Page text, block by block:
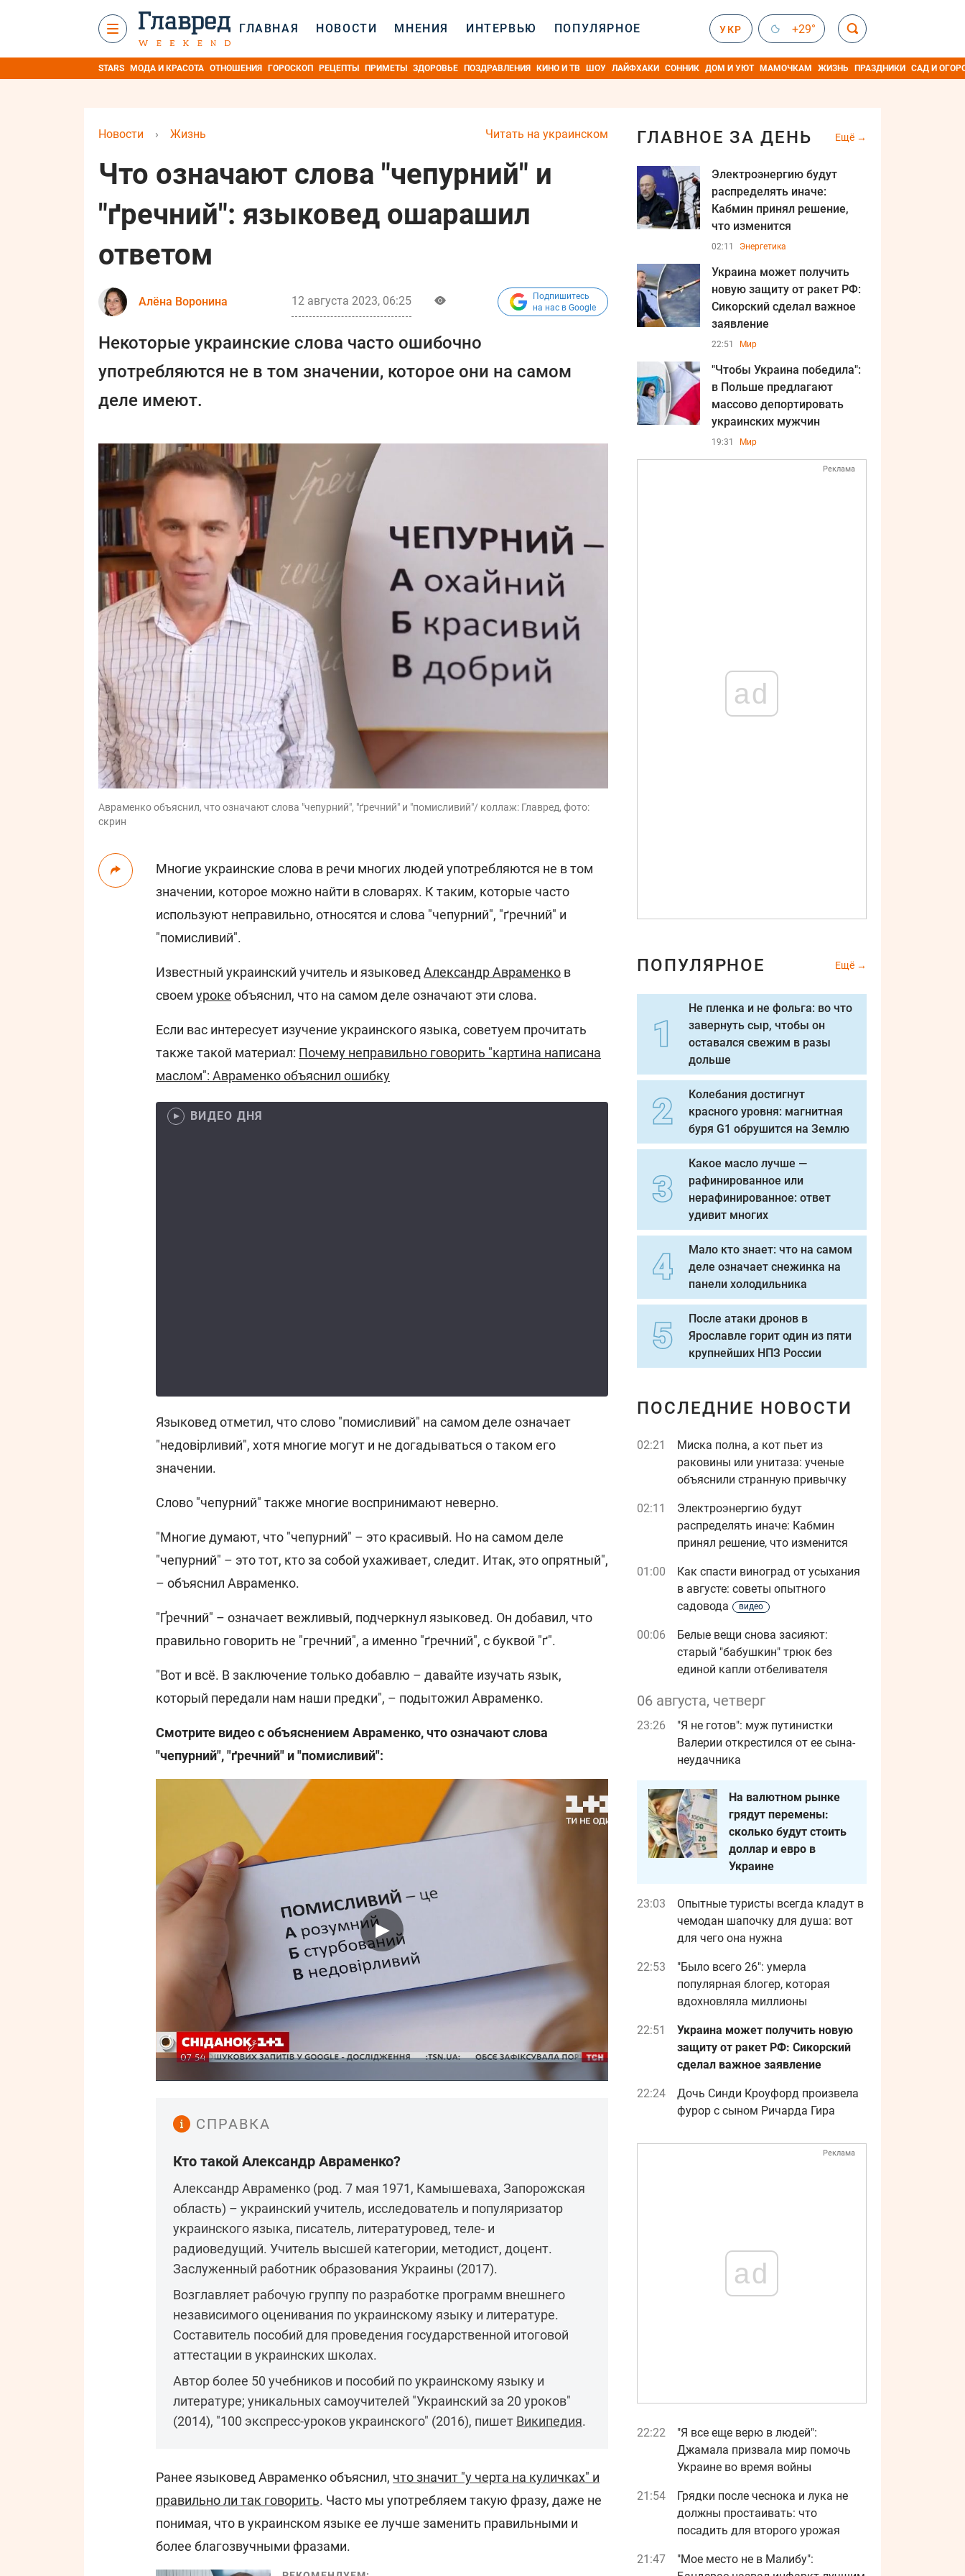
ГЛАВНАЯ НОВОСТИ МНЕНИЯ ИНТЕРВЬЮ ПОПУЛЯРНОЕ УКР +29°
STARS МОДА И КРАСОТА ОТНОШЕНИЯ ГОРОСКОП РЕЦЕПТЫ ПРИМЕТЫ ЗДОРОВЬЕ ПОЗДРАВЛЕНИЯ КИНО И ТВ ШОУ ЛАЙФХАКИ СОННИК ДОМ И УЮТ МАМОЧКАМ ЖИЗНЬ ПРАЗДНИКИ САД И
Читать на украинском
Новости › Жизнь
Что означают слова "чепурний" и
"ґречний": языковед ошарашил
ответом
Алёна Воронина 12 августа 2023, 06:25
Подпишитесь
на нас в Google
Некоторые украинские слова часто ошибочно
употребляются не в том значении, которое они на самом
деле имеют.
Авраменко объяснил, что означают слова "чепурний", "ґречний" и "помисливий"/ коллаж: Главред, фото:
скрин
Многие украинские слова в речи многих людей употребляются не в том
значении, которое можно найти в словарях. К таким, которые часто
используют неправильно, относятся и слова "чепурний", "ґречний" и
"помисливий".
Известный украинский учитель и языковед Александр Авраменко в
своем уроке объяснил, что на самом деле означают эти слова.
Если вас интересует изучение украинского языка, советуем прочитать
также такой материал: Почему неправильно говорить "картина написана
маслом": Авраменко объяснил ошибку
ВИДЕО ДНЯ
Языковед отметил, что слово "помисливий" на самом деле означает
"недовірливий", хотя многие могут и не догадываться о таком его
значении.
Слово "чепурний" также многие воспринимают неверно.
"Многие думают, что "чепурний" – это красивый. Но на самом деле
"чепурний" – это тот, кто за собой ухаживает, следит. Итак, это опрятный",
– объяснил Авраменко.
"Ґречний" – означает вежливый, подчеркнул языковед. Он добавил, что
правильно говорить не "гречний", а именно "ґречний", с буквой "ґ".
"Вот и всё. В заключение только добавлю – давайте изучать язык,
который передали нам наши предки", – подытожил Авраменко.
Смотрите видео с объяснением Авраменко, что означают слова
"чепурний", "ґречний" и "помисливий":
СПРАВКА
Кто такой Александр Авраменко?
Александр Авраменко (род. 7 мая 1971, Камышеваха, Запорожская
область) – украинский учитель, исследователь и популяризатор
украинского языка, писатель, литературовед, теле- и
радиоведущий. Учитель высшей категории, методист, доцент.
Заслуженный работник образования Украины (2017).
Возглавляет рабочую группу по разработке программ внешнего
независимого оценивания по украинскому языку и литературе.
Составитель пособий для проведения государственной итоговой
аттестации в украинских школах.
Автор более 50 учебников и пособий по украинскому языку и
литературе; уникальных самоучителей "Украинский за 20 уроков"
(2014), "100 экспресс-уроков украинского" (2016), пишет Википедия.
Ранее языковед Авраменко объяснил, что значит "у черта на куличках" и
правильно ли так говорить. Часто мы употребляем такую фразу, даже не
понимая, что в украинском языке ее лучше заменить правильными и
более благозвучными фразами.
ГЛАВНОЕ ЗА ДЕНЬ Ещё
Электроэнергию будут
распределять иначе:
Кабмин принял решение,
что изменится
02:11 Энергетика
Украина может получить
новую защиту от ракет РФ:
Сикорский сделал важное
заявление
22:51 Мир
"Чтобы Украина победила":
в Польше предлагают
массово депортировать
украинских мужчин
19:31 Мир
Реклама
ad
ПОПУЛЯРНОЕ Ещё
Не пленка и не фольга: во что
завернуть сыр, чтобы он
оставался свежим в разы
дольше
Колебания достигнут
красного уровня: магнитная
буря G1 обрушится на Землю
Какое масло лучше —
рафинированное или
нерафинированное: ответ
удивит многих
Мало кто знает: что на самом
деле означает снежинка на
панели холодильника
После атаки дронов в
Ярославле горит один из пяти
крупнейших НПЗ России
ПОСЛЕДНИЕ НОВОСТИ
02:21
Миска полна, а кот пьет из
раковины или унитаза: ученые
объяснили странную привычку
02:11
Электроэнергию будут
распределять иначе: Кабмин
принял решение, что изменится
01:00
Как спасти виноград от усыхания
в августе: советы опытного
садовода
видео
00:06
Белые вещи снова засияют:
старый "бабушкин" трюк без
единой капли отбеливателя
06 августа, четверг
23:26
"Я не готов": муж путинистки
Валерии открестился от ее сына-
неудачника
На валютном рынке
грядут перемены:
сколько будут стоить
доллар и евро в
Украине
23:03
Опытные туристы всегда кладут в
чемодан шапочку для душа: вот
для чего она нужна
22:53
"Было всего 26": умерла
популярная блогер, которая
вдохновляла миллионы
22:51
Украина может получить новую
защиту от ракет РФ: Сикорский
сделал важное заявление
22:24
Дочь Синди Кроуфорд произвела
фурор с сыном Ричарда Гира
Реклама
ad
22:22
"Я все еще верю в людей":
Джамала призвала мир помочь
Украине во время войны
21:54
Грядки после чеснока и лука не
должны простаивать: что
посадить для второго урожая
21:47
"Мое место не в Малибу":